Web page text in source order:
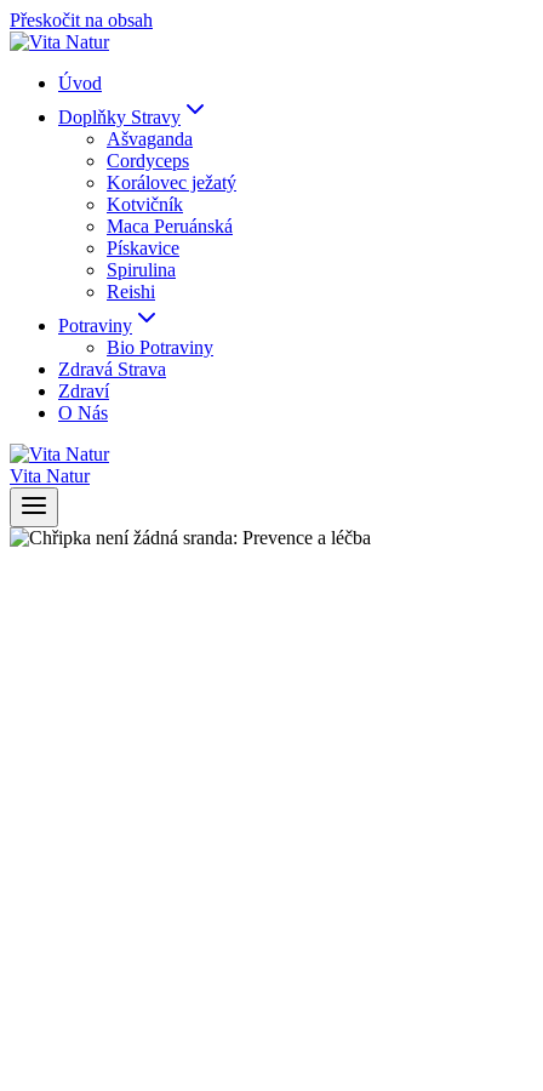
Přeskočit na obsah
Úvod
Doplňky Stravy
Ašvaganda
Cordyceps
Korálovec ježatý
Kotvičník
Maca Peruánská
Pískavice
Spirulina
Reishi
Potraviny
Bio Potraviny
Zdravá Strava
Zdraví
O Nás
Vita Natur